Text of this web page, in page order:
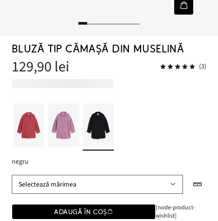
BLUZĂ TIP CĂMAȘĂ DIN MUSELINĂ
129,90 lei (3)
negru
Selectează mărimea
ADAUGĂ ÎN COȘ
[node-product-
wishlist]